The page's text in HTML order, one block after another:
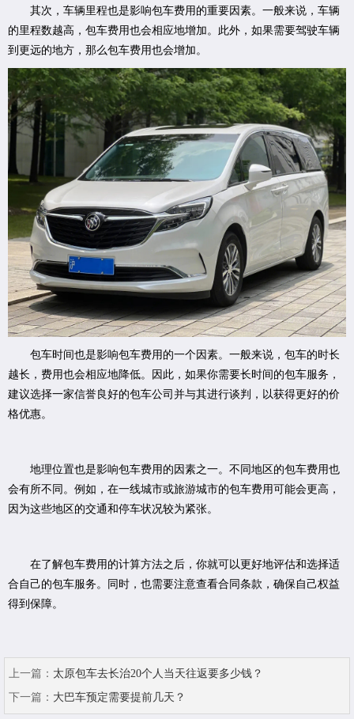
其次，车辆里程也是影响包车费用的重要因素。一般来说，车辆
的里程数越高，包车费用也会相应地增加。此外，如果需要驾驶车辆
到更远的地方，那么包车费用也会增加。
包车时间也是影响包车费用的一个因素。一般来说，包车的时长
越长，费用也会相应地降低。因此，如果你需要长时间的包车服务，
建议选择一家信誉良好的包车公司并与其进行谈判，以获得更好的价
格优惠。
地理位置也是影响包车费用的因素之一。不同地区的包车费用也
会有所不同。例如，在一线城市或旅游城市的包车费用可能会更高，
因为这些地区的交通和停车状况较为紧张。
在了解包车费用的计算方法之后，你就可以更好地评估和选择适
合自己的包车服务。同时，也需要注意查看合同条款，确保自己权益
得到保障。
上一篇： 太原包车去长治20个人当天往返要多少钱？
下一篇： 大巴车预定需要提前几天？